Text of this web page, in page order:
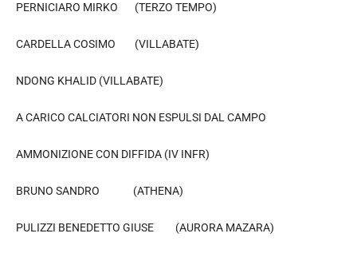
PERNICIARO MIRKO (TERZO TEMPO)
CARDELLA COSIMO (VILLABATE)
NDONG KHALID (VILLABATE)
A CARICO CALCIATORI NON ESPULSI DAL CAMPO
AMMONIZIONE CON DIFFIDA (IV INFR)
BRUNO SANDRO (ATHENA)
PULIZZI BENEDETTO GIUSE (AURORA MAZARA)